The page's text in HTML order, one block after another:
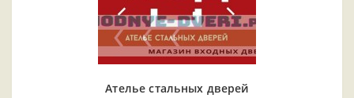
Ателье стальных дверей